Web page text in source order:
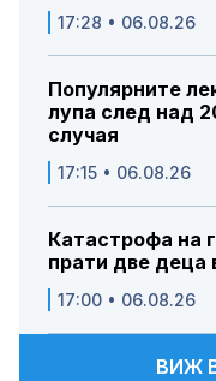
17:28 • 06.08.26
Популярните
лупа след над
случая
17:15 • 06.08.26
Катастрофа на
прати две
17:00 • 06.08.26
ВИЖ